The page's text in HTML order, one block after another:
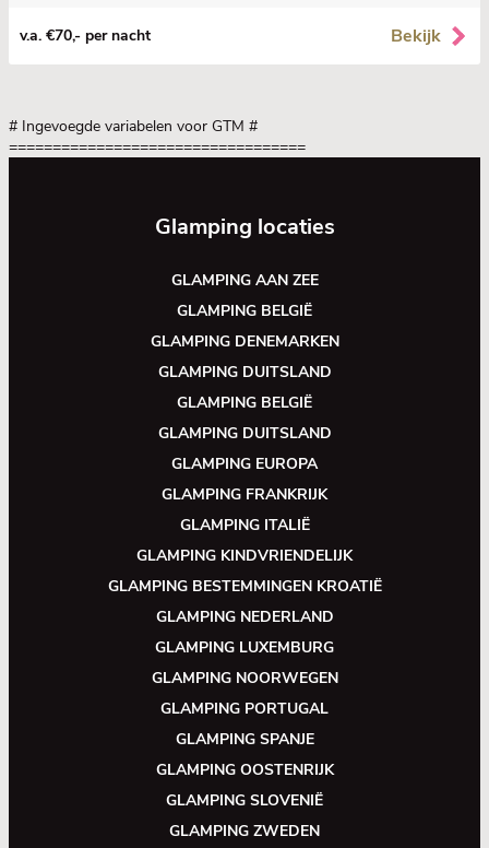
v.a. €70,- per nacht Bekijk
# Ingevoegde variabelen voor GTM #
==================================
Glamping locaties
GLAMPING AAN ZEE
GLAMPING BELGIË
GLAMPING DENEMARKEN
GLAMPING DUITSLAND
GLAMPING BELGIË
GLAMPING DUITSLAND
GLAMPING EUROPA
GLAMPING FRANKRIJK
GLAMPING ITALIË
GLAMPING KINDVRIENDELIJK
GLAMPING BESTEMMINGEN KROATIË
GLAMPING NEDERLAND
GLAMPING LUXEMBURG
GLAMPING NOORWEGEN
GLAMPING PORTUGAL
GLAMPING SPANJE
GLAMPING OOSTENRIJK
GLAMPING SLOVENIË
GLAMPING ZWEDEN